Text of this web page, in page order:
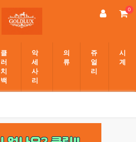
0
클
러
치
백
악
세
사
리
의
류
쥬
얼
리
시
계